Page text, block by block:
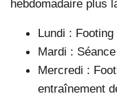
hebdomadaire plus
Lundi :
Mardi :
Mercredi :
entraînement